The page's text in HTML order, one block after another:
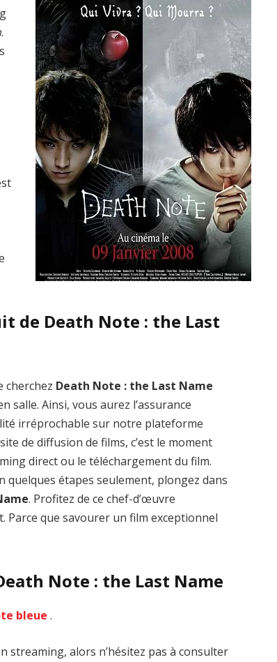
.
de Death Note : the Last
cherchez Death Note : the Last Name
salle. Ainsi, vous aurez l’assurance
irréprochable sur notre plateforme
de diffusion de films, c’est le moment
direct ou le téléchargement du film.
quelques étapes seulement, plongez dans
. Profitez de ce chef-d’œuvre
que savourer un film exceptionnel
Note : the Last Name
bleue .
streaming, alors n’hésitez pas à consulter
Zenon: Girl of
the 21st Century
streaming VF HD
La Légende des
1000 dragons
streaming VF HD